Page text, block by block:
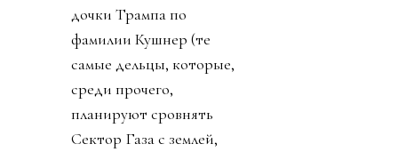
дочки Трампа по
фамилии Кушнер (те
самые дельцы, которые,
среди прочего,
планируют сровнять
Сектор Газа с землей,